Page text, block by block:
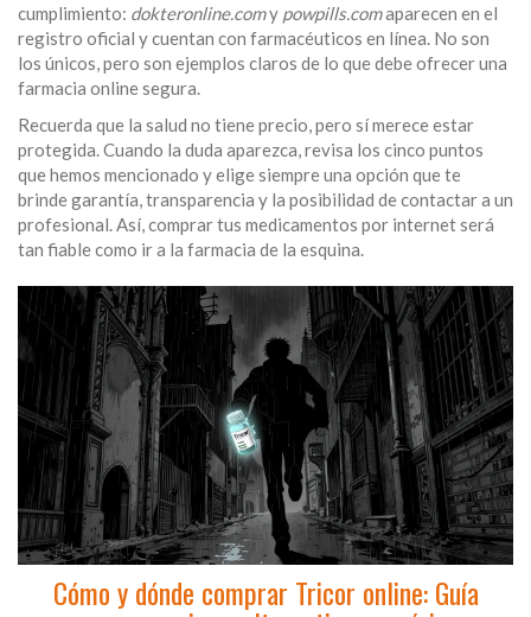
cumplimiento: dokteronline.comy powpills.comaparecen en el
registro oficial y cuentan con farmacéuticos en línea. No son
los únicos, pero son ejemplos claros de lo que debe ofrecer una
farmacia online segura.
Recuerda que la salud no tiene precio, pero sí merece estar
protegida. Cuando la duda aparezca, revisa los cinco puntos
que hemos mencionado y elige siempre una opción que te
brinde garantía, transparencia y la posibilidad de contactar a un
profesional. Así, comprar tus medicamentos por internet será
tan fiable como ir a la farmacia de la esquina.
Cómo y dónde comprar Tricor online: Guía